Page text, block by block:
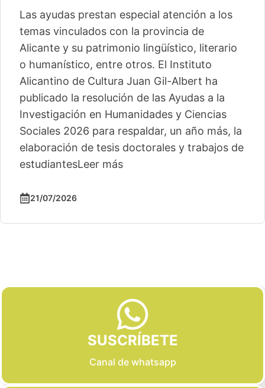
Las ayudas prestan especial atención a los
temas vinculados con la provincia de
Alicante y su patrimonio lingüístico, literario
o humanístico, entre otros. El Instituto
Alicantino de Cultura Juan Gil-Albert ha
publicado la resolución de las Ayudas a la
Investigación en Humanidades y Ciencias
Sociales 2026 para respaldar, un año más, la
elaboración de tesis doctorales y trabajos de
estudiantesLeer más
21/07/2026
SUSCRÍBETE
Canal de whatsapp